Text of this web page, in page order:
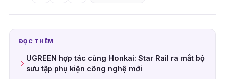
ĐỌC THÊM
UGREEN hợp tác cùng Honkai: Star Rail ra mắt bộ
sưu tập phụ kiện công nghệ mới